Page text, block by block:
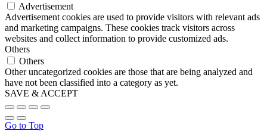
Advertisement
Advertisement cookies are used to provide visitors with relevant ads
and marketing campaigns. These cookies track visitors across
websites and collect information to provide customized ads.
Others
Others
Other uncategorized cookies are those that are being analyzed and
have not been classified into a category as yet.
SAVE & ACCEPT
Go to Top